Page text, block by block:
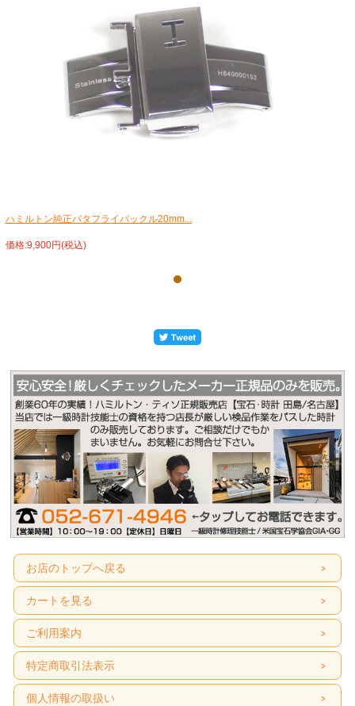
ハミルトン純正バタフライバックル20mm...
価格:9,900円(税込)
お店のトップへ戻る
カートを見る
ご利用案内
特定商取引法表示
個人情報の取扱い